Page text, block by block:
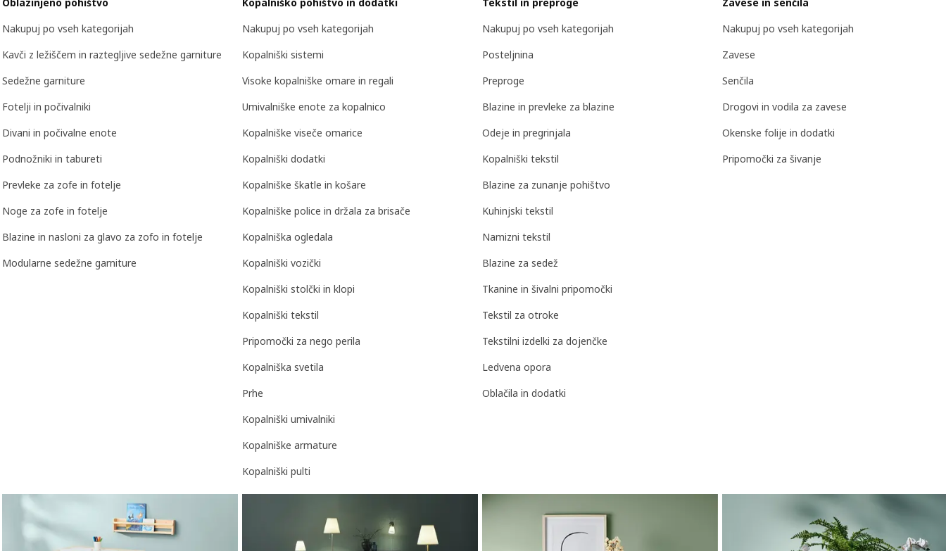
Oblazinjeno pohištvo
Nakupuj po vseh kategorijah
Kavči z ležiščem in raztegljive sedežne garniture
Sedežne garniture
Fotelji in počivalniki
Divani in počivalne enote
Podnožniki in tabureti
Prevleke za zofe in fotelje
Noge za zofe in fotelje
Blazine in nasloni za glavo za zofo in fotelje
Modularne sedežne garniture
Kopalniško pohištvo in dodatki
Nakupuj po vseh kategorijah
Kopalniški sistemi
Visoke kopalniške omare in regali
Umivalniške enote za kopalnico
Kopalniške viseče omarice
Kopalniški dodatki
Kopalniške škatle in košare
Kopalniške police in držala za brisače
Kopalniška ogledala
Kopalniški vozički
Kopalniški stolčki in klopi
Kopalniški tekstil
Pripomočki za nego perila
Kopalniška svetila
Prhe
Kopalniški umivalniki
Kopalniške armature
Kopalniški pulti
Tekstil in preproge
Nakupuj po vseh kategorijah
Posteljnina
Preproge
Blazine in prevleke za blazine
Odeje in pregrinjala
Kopalniški tekstil
Blazine za zunanje pohištvo
Kuhinjski tekstil
Namizni tekstil
Blazine za sedež
Tkanine in šivalni pripomočki
Tekstil za otroke
Tekstilni izdelki za dojenčke
Ledvena opora
Oblačila in dodatki
Zavese in senčila
Nakupuj po vseh kategorijah
Zavese
Senčila
Drogovi in vodila za zavese
Okenske folije in dodatki
Pripomočki za šivanje